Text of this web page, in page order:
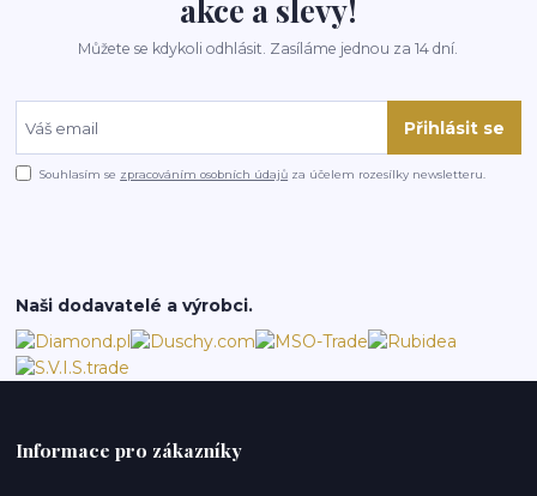
akce a slevy!
Můžete se kdykoli odhlásit. Zasíláme jednou za 14 dní.
Přihlásit se
Souhlasím se zpracováním osobních údajů za účelem rozesílky newsletteru.
Naši dodavatelé a výrobci.
Informace pro zákazníky